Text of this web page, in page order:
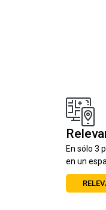
En sólo 3
en un